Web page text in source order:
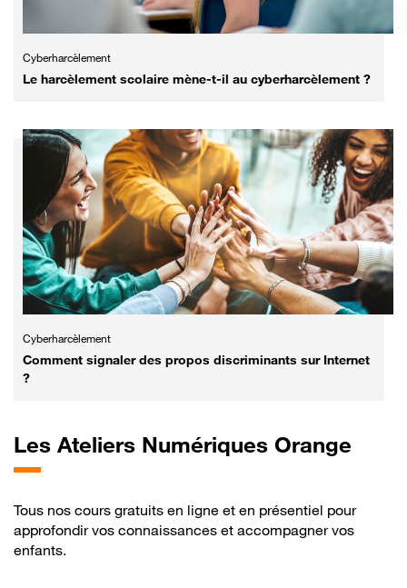
Cyberharcèlement
Le harcèlement scolaire mène-t-il au cyberharcèlement ?
Cyberharcèlement
Comment signaler des propos discriminants sur Internet
?
Les Ateliers Numériques Orange
Tous nos cours gratuits en ligne et en présentiel pour
approfondir vos connaissances et accompagner vos
enfants.